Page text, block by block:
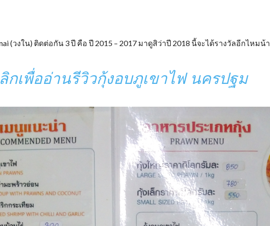
(วงใน) ติดต่อกัน 3 ปี คือ ปี 2015 – 2017 มาดูสิว่าปี 2018 นี้จะได้รางวัลอีกไหมน้า
กเพื่ออ่านรีวิวกุ้งอบภูเขาไฟ นครปฐม